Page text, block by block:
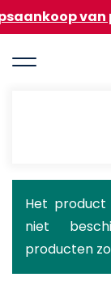
Overslaan
en
de
van pellets|ℹ️
Het
niet
producten